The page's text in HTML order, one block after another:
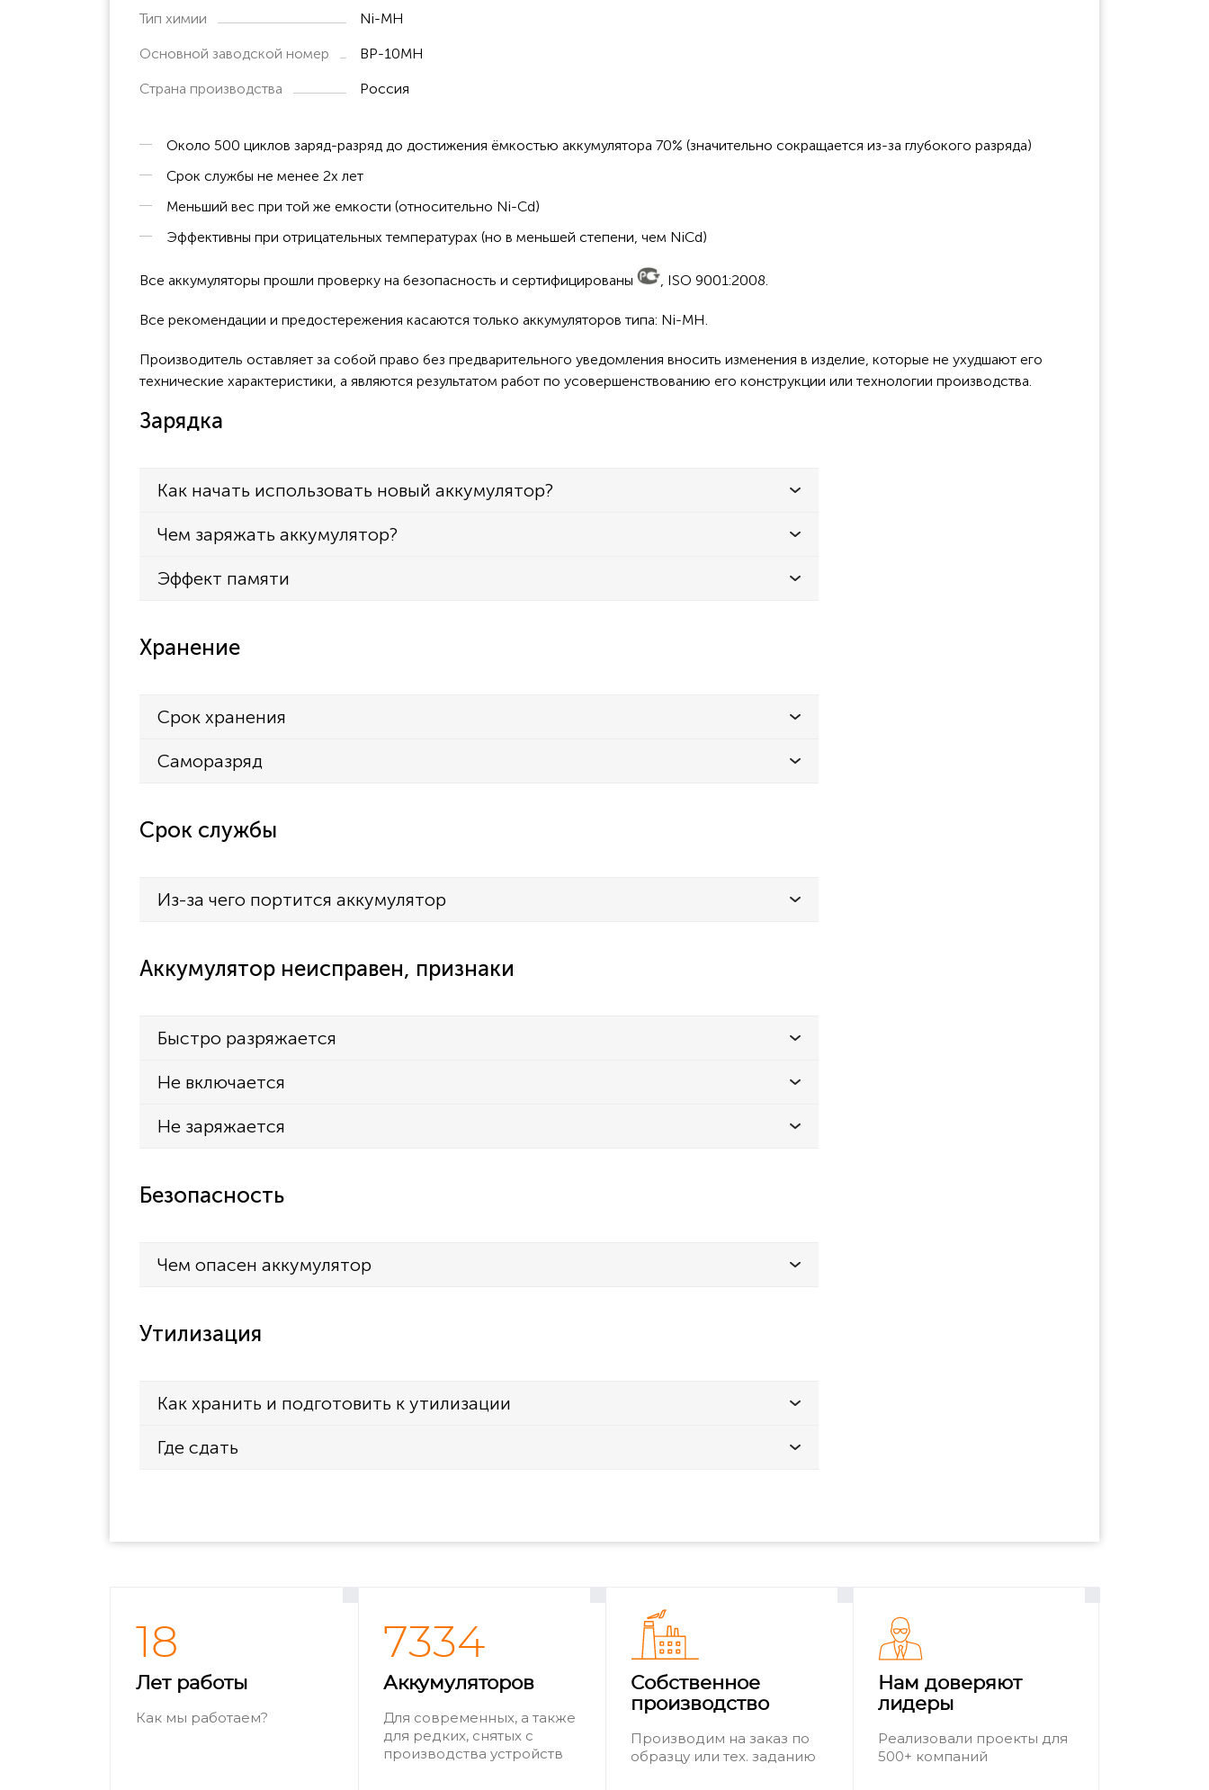
Тип химии Ni-MH
Основной заводской номер BP-10MH
Страна производства Россия
Около 500 циклов заряд-разряд до достижения ёмкостью аккумулятора 70% (значительно сокращается из-за глубокого разряда)
Срок службы не менее 2х лет
Меньший вес при той же емкости (относительно Ni-Cd)
Эффективны при отрицательных температурах (но в меньшей степени, чем NiCd)
Все аккумуляторы прошли проверку на безопасность и сертифицированы , ISO 9001:2008.
Все рекомендации и предостережения касаются только аккумуляторов типа: Ni-MH.
Производитель оставляет за собой право без предварительного уведомления вносить изменения в изделие, которые не ухудшают его
технические характеристики, а являются результатом работ по усовершенствованию его конструкции или технологии производства.
Зарядка
Как начать использовать новый аккумулятор?
Чем заряжать аккумулятор?
Эффект памяти
Хранение
Срок хранения
Саморазряд
Срок службы
Из-за чего портится аккумулятор
Аккумулятор неисправен, признаки
Быстро разряжается
Не включается
Не заряжается
Безопасность
Чем опасен аккумулятор
Утилизация
Как хранить и подготовить к утилизации
Где сдать
18
Лет работы
Как мы работаем?
7334
Аккумуляторов
Для современных, а также
для редких, снятых с
производства устройств
Собственное
производство
Производим на заказ по
образцу или тех. заданию
Нам доверяют
лидеры
Реализовали проекты для
500+ компаний